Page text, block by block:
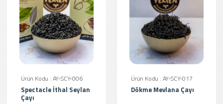
Ürün Kodu : AY-SCY-006
Spectacle İthal Seylan
Çayı
Ürün Kodu : AY-SCY-017
Dökme Mevlana Çayı